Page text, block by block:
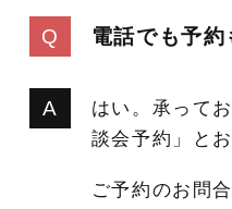
電話でも予約
はい。承って
談会予約」と
ご予約のお問